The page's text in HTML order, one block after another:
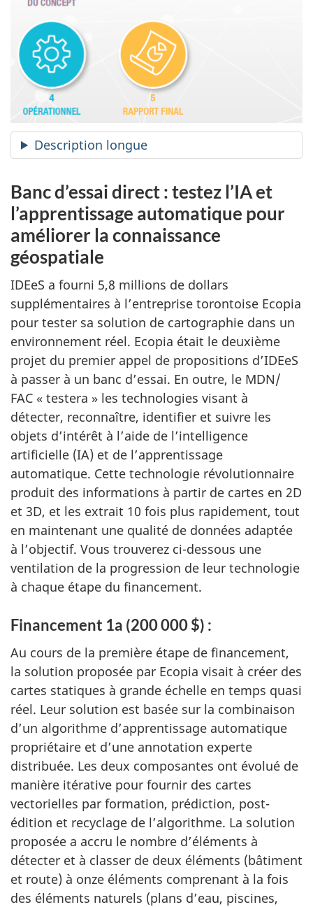
Description longue
Banc d’essai direct : testez l’IA et
l’apprentissage automatique pour
améliorer la connaissance
géospatiale
IDEeS a fourni 5,8 millions de dollars
supplémentaires à l’entreprise torontoise Ecopia
pour tester sa solution de cartographie dans un
environnement réel. Ecopia était le deuxième
projet du premier appel de propositions d’IDEeS
à passer à un banc d’essai. En outre, le MDN/
FAC « testera » les technologies visant à
détecter, reconnaître, identifier et suivre les
objets d’intérêt à l’aide de l’intelligence
artificielle (IA) et de l’apprentissage
automatique. Cette technologie révolutionnaire
produit des informations à partir de cartes en 2D
et 3D, et les extrait 10 fois plus rapidement, tout
en maintenant une qualité de données adaptée
à l’objectif. Vous trouverez ci-dessous une
ventilation de la progression de leur technologie
à chaque étape du financement.
Financement 1a (200 000 $) :
Au cours de la première étape de financement,
la solution proposée par Ecopia visait à créer des
cartes statiques à grande échelle en temps quasi
réel. Leur solution est basée sur la combinaison
d’un algorithme d’apprentissage automatique
propriétaire et d’une annotation experte
distribuée. Les deux composantes ont évolué de
manière itérative pour fournir des cartes
vectorielles par formation, prédiction, post-
édition et recyclage de l’algorithme. La solution
proposée a accru le nombre d’éléments à
détecter et à classer de deux éléments (bâtiment
et route) à onze éléments comprenant à la fois
des éléments naturels (plans d’eau, piscines,